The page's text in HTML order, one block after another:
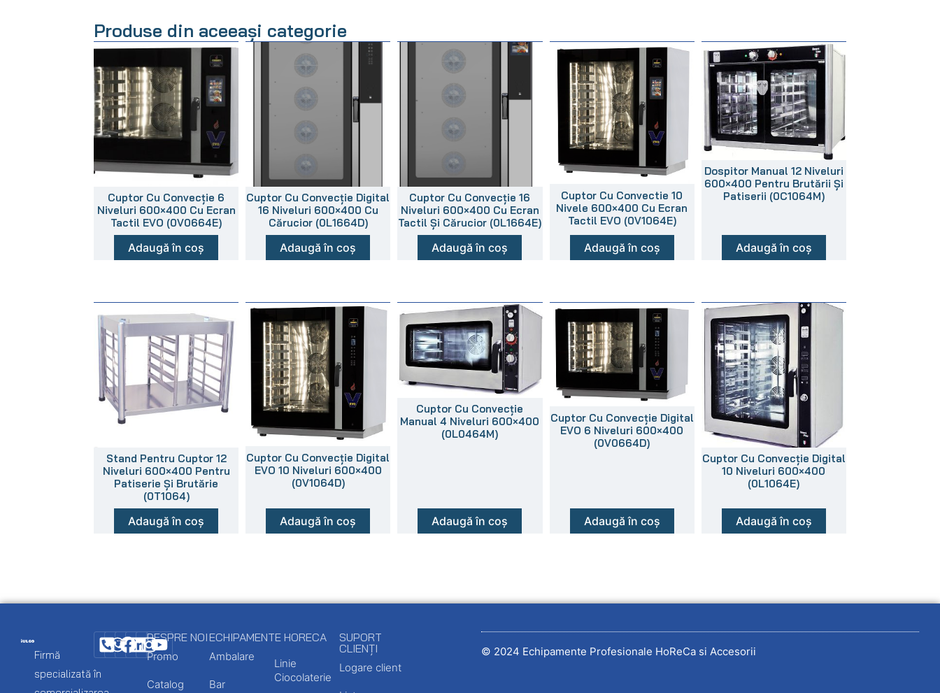
Produse din aceeași categorie
Cuptor Cu Convecție 6
Niveluri 600×400 Cu Ecran
Tactil EVO (0V0664E)
Adaugă în coș
Cuptor Cu Convecție Digital
16 Niveluri 600×400 Cu
Cărucior (0L1664D)
Adaugă în coș
Cuptor Cu Convecție 16
Niveluri 600×400 Cu Ecran
Tactil Și Cărucior (0L1664E)
Adaugă în coș
Cuptor Cu Convectie 10
Nivele 600×400 Cu Ecran
Tactil EVO (0V1064E)
Adaugă în coș
Dospitor Manual 12 Niveluri
600×400 Pentru Brutării Și
Patiserii (0C1064M)
Adaugă în coș
Stand Pentru Cuptor 12
Niveluri 600×400 Pentru
Patiserie Și Brutărie
(0T1064)
Adaugă în coș
Cuptor Cu Convecție Digital
EVO 10 Niveluri 600×400
(0V1064D)
Adaugă în coș
Cuptor Cu Convecție
Manual 4 Niveluri 600×400
(0L0464M)
Adaugă în coș
Cuptor Cu Convecție Digital
EVO 6 Niveluri 600×400
(0V0664D)
Adaugă în coș
Cuptor Cu Convecție Digital
10 Niveluri 600×400
(0L1064E)
Adaugă în coș
Firmă
specializată în
DESPRE NOI
Promo
Catalog
ECHIPAMENTE HORECA
Ambalare
Bar
Linie
Ciocolaterie
SUPORT
CLIENȚI
Logare client
© 2024 Echipamente Profesionale HoReCa si Accesorii